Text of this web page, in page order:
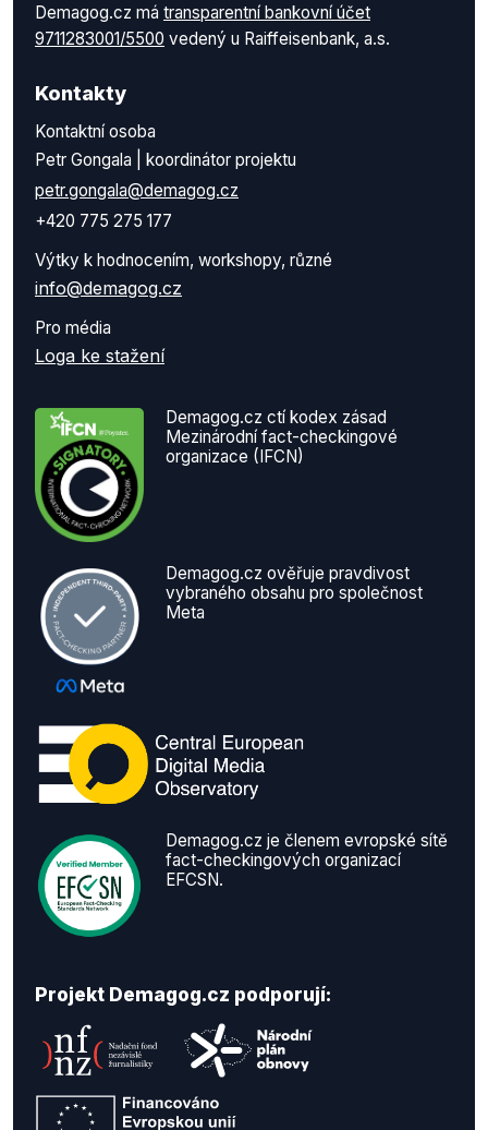
Demagog.cz má transparentní bankovní účet
9711283001/5500 vedený u Raiffeisenbank, a.s.
Kontakty
Kontaktní osoba
Petr Gongala | koordinátor projektu
petr.gongala@demagog.cz
+420 775 275 177
Výtky k hodnocením, workshopy, různé
info@demagog.cz
Pro média
Loga ke stažení
Demagog.cz ctí kodex zásad
Mezinárodní fact-checkingové
organizace (IFCN)
Demagog.cz ověřuje pravdivost
vybraného obsahu pro společnost
Meta
Demagog.cz je členem evropské sítě
fact-checkingových organizací
EFCSN.
Projekt Demagog.cz podporují: